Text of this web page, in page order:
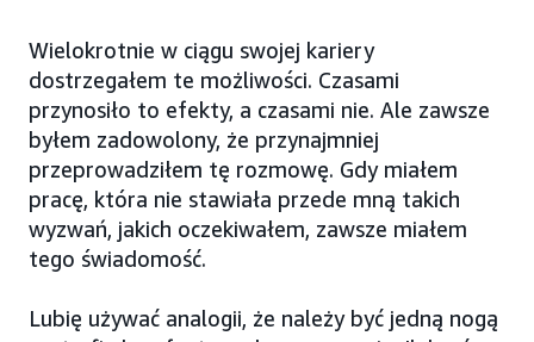
Wielokrotnie w ciągu swojej kariery
dostrzegałem te możliwości. Czasami
przynosiło to efekty, a czasami nie. Ale zawsze
byłem zadowolony, że przynajmniej
przeprowadziłem tę rozmowę. Gdy miałem
pracę, która nie stawiała przede mną takich
wyzwań, jakich oczekiwałem, zawsze miałem
tego świadomość.
Lubię używać analogii, że należy być jedną nogą